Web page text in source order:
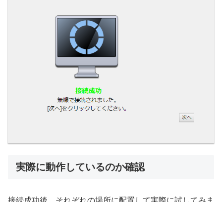
実際に動作しているのか確認